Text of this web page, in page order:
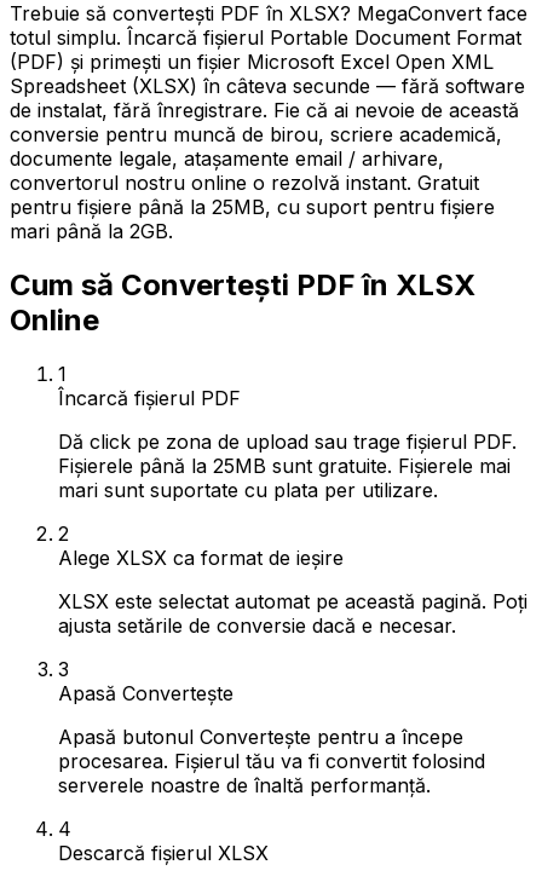
Trebuie să convertești PDF în XLSX? MegaConvert face
totul simplu. Încarcă fișierul Portable Document Format
(PDF) și primești un fișier Microsoft Excel Open XML
Spreadsheet (XLSX) în câteva secunde — fără software
de instalat, fără înregistrare. Fie că ai nevoie de această
conversie pentru muncă de birou, scriere academică,
documente legale, atașamente email / arhivare,
convertorul nostru online o rezolvă instant. Gratuit
pentru fișiere până la 25MB, cu suport pentru fișiere
mari până la 2GB.
Cum să Convertești PDF în XLSX
Online
1
Încarcă fișierul PDF
Dă click pe zona de upload sau trage fișierul PDF.
Fișierele până la 25MB sunt gratuite. Fișierele mai
mari sunt suportate cu plata per utilizare.
2
Alege XLSX ca format de ieșire
XLSX este selectat automat pe această pagină. Poți
ajusta setările de conversie dacă e necesar.
3
Apasă Convertește
Apasă butonul Convertește pentru a începe
procesarea. Fișierul tău va fi convertit folosind
serverele noastre de înaltă performanță.
4
Descarcă fișierul XLSX